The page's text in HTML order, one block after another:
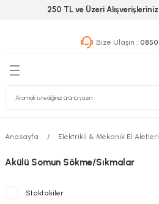
250 TL ve Üzeri
Bize Ulaşın :
Geri Dön
Geri Dön
& Nalburiye
Grubu
Aletleri
Hizmet Dolapları
Geri Dön
Anasayfa Elektrikli & Mekanik El Aletleri
Akülü Somun Sökme/Sıkmalar
Stoktakiler